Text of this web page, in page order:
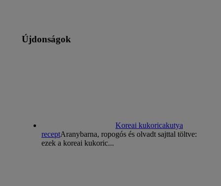
Újdonságok
Koreai kukoricakutya
receptAranybarna, ropogós és olvadt sajttal töltve:
ezek a koreai kukoric...